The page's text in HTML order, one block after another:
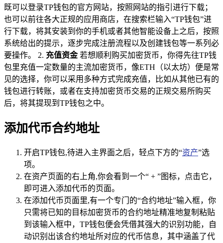
既可以登录TP钱包的官方网站，按照网站的指引进行下载；
也可以前往各大正规的应用商店，在搜索栏输入“TP钱包”进
行下载，将其安装到你的手机或者其他智能设备上之后，按照
系统给出的提示，逐步完成注册流程以及创建钱包等一系列必
要操作。 2. 充值资金若想顺利购买加密货币，你得先往TP钱
包里充值一定数量的主流加密货币，像ETH（以太坊）便是常
见的选择，你可以采用多种方式完成充值，比如从其他已有的
钱包进行转账，或者在支持加密货币交易的正规交易所购买
后，将其提现到TP钱包之中。
添加代币合约地址
开启TP钱包,待进入主界面之后，轻点下方的“资产”选
项。
在资产页面的右上角,你会看到一个“ + ”图标，点击它，
即可进入添加代币的页面。
在添加代币页面里,有一个专门的“合约地址”输入框，你
只需将已知的目标加密货币的合约地址精准地复制粘贴
到该输入框中，TP钱包便会凭借其强大的识别功能，自
动识别出该合约地址所对应的代币信息，其中涵盖了代